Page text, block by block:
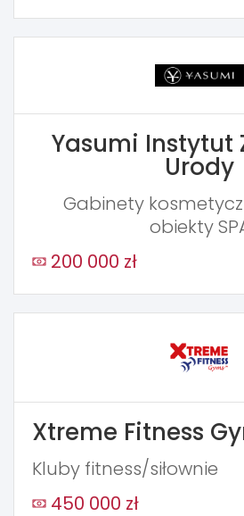
Yasumi Instytut
Urody
Gabinety
obiekty
200 000 zł
Xtreme Fitness
Kluby fitness/siłownie
450 000 zł